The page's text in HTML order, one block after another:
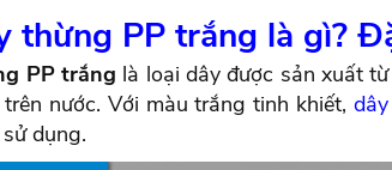
thừng PP trắng là gì?
PP trắng là loại dây được sản xuất từ
nước. Với màu trắng tinh khiết,
dụng.